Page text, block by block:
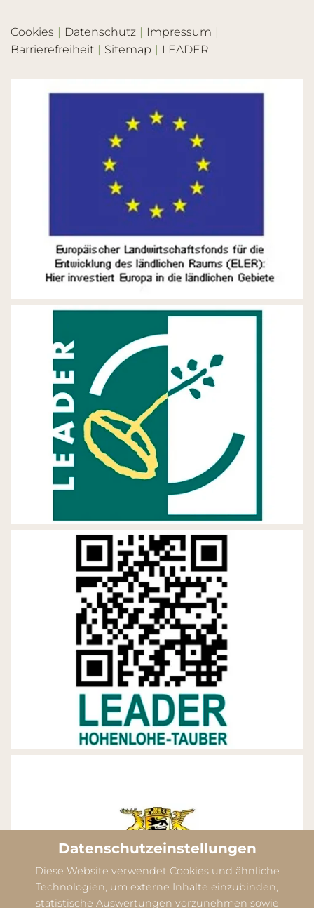
Datenschutzeinstellungen
Diese Website verwendet Cookies und ähnliche
Technologien, um externe Inhalte einzubinden,
statistische Auswertungen vorzunehmen sowie
Cookies Datenschutz
Impressum
Barrierefreiheit
Sitemap LEADER